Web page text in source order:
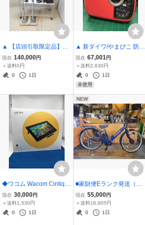
▲ 【店頭引取限定品】BO
SE ホームシアターシステ
ム 4点セット Soundbar 7
00/Bass Module 700/Surr
現在 140,000円
＋送料0円
0
1日
▲ 新ダイワ/やまびこ 防音
型インバーター発電機 箱
なし未使用品 ガソリンエ
ンジン iEG1600M-Y 1.6k
VA ▲
現在 67,001円
＋送料2,630円
0
1日
未使用
◆ワコム Wacom Cintiq D
TK-1660 2019年モデル 液
晶ペンタブレット 付属品
完備 使用感少々あり◆
現在 30,000円
＋送料1,530円
0
1日
NEW
■家財便Eランク発送（来
店引取可）サイモト自転
車 電動アシストEVA PLU
S 226インチ EB10.4FV-B
現在 55,000円
＋送料16,605円
0
1日